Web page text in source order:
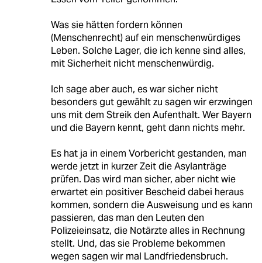
Was sie hätten fordern können
(Menschenrecht) auf ein menschenwürdiges
Leben. Solche Lager, die ich kenne sind alles,
mit Sicherheit nicht menschenwürdig.
Ich sage aber auch, es war sicher nicht
besonders gut gewählt zu sagen wir erzwingen
uns mit dem Streik den Aufenthalt. Wer Bayern
und die Bayern kennt, geht dann nichts mehr.
Es hat ja in einem Vorbericht gestanden, man
werde jetzt in kurzer Zeit die Asylanträge
prüfen. Das wird man sicher, aber nicht wie
erwartet ein positiver Bescheid dabei heraus
kommen, sondern die Ausweisung und es kann
passieren, das man den Leuten den
Polizeieinsatz, die Notärzte alles in Rechnung
stellt. Und, das sie Probleme bekommen
wegen sagen wir mal Landfriedensbruch.